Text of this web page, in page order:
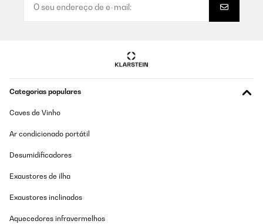
Categorias populares
Caves de Vinho
Ar condicionado portátil
Desumidificadores
Exaustores de ilha
Exaustores inclinados
Aquecedores infravermelhos